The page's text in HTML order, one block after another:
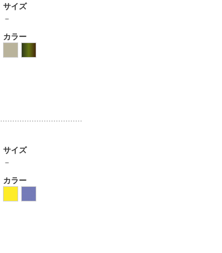
サイズ
－
カラー
サイズ
－
カラー